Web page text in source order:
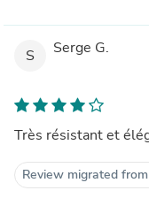
S Serge G.
Très résistant et
Review migrated